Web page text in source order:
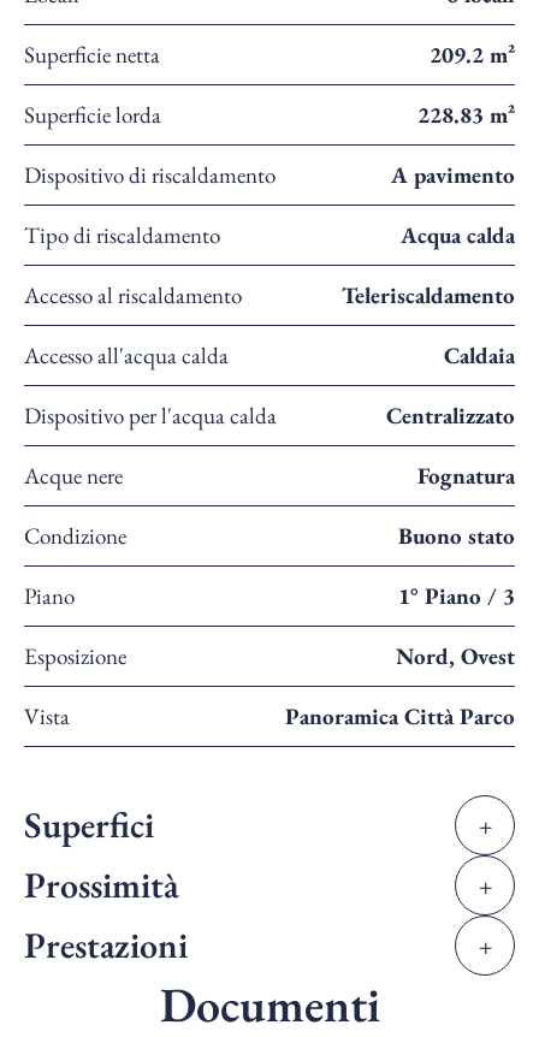
Superficie netta
209.2 m²
Superficie lorda
228.83 m²
Dispositivo di riscaldamento
A pavimento
Tipo di riscaldamento
Acqua calda
Accesso al riscaldamento
Teleriscaldamento
Accesso all'acqua calda
Caldaia
Dispositivo per l'acqua calda
Centralizzato
Acque nere
Fognatura
Condizione
Buono stato
Piano
1° Piano / 3
Esposizione
Nord, Ovest
Vista
Panoramica Città Parco
Superfici +
Prossimità +
Prestazioni +
Documenti